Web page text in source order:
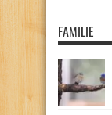
FAMILIE